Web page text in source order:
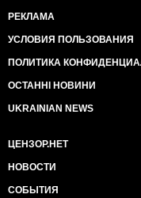
РЕКЛАМА
УСЛОВИЯ ПОЛЬЗОВАНИЯ
ПОЛИТИКА
ОСТАННІ НОВИНИ
UKRAINIAN NEWS
ЦЕНЗОР.НЕТ
НОВОСТИ
СОБЫТИЯ